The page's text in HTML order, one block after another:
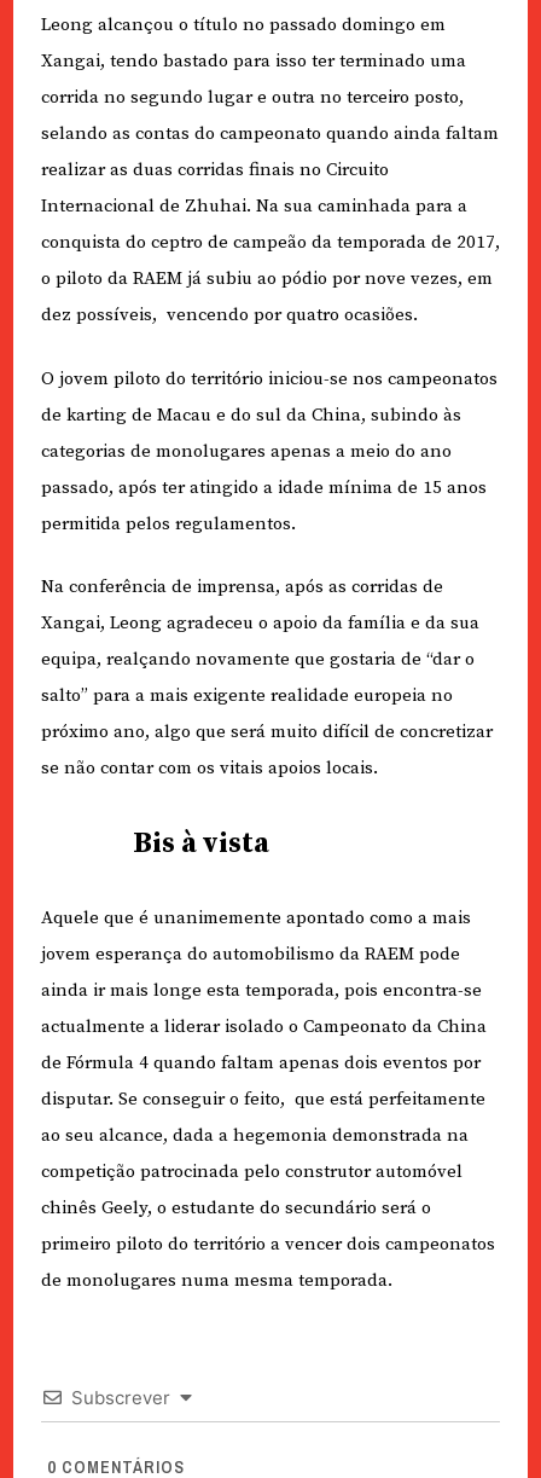
Leong alcançou o título no passado domingo em
Xangai, tendo bastado para isso ter terminado uma
corrida no segundo lugar e outra no terceiro posto,
selando as contas do campeonato quando ainda faltam
realizar as duas corridas finais no Circuito
Internacional de Zhuhai. Na sua caminhada para a
conquista do ceptro de campeão da temporada de 2017,
o piloto da RAEM já subiu ao pódio por nove vezes, em
dez possíveis, vencendo por quatro ocasiões.
O jovem piloto do território iniciou-se nos campeonatos
de karting de Macau e do sul da China, subindo às
categorias de monolugares apenas a meio do ano
passado, após ter atingido a idade mínima de 15 anos
permitida pelos regulamentos.
Na conferência de imprensa, após as corridas de
Xangai, Leong agradeceu o apoio da família e da sua
equipa, realçando novamente que gostaria de “dar o
salto” para a mais exigente realidade europeia no
próximo ano, algo que será muito difícil de concretizar
se não contar com os vitais apoios locais.
Bis à vista
Aquele que é unanimemente apontado como a mais
jovem esperança do automobilismo da RAEM pode
ainda ir mais longe esta temporada, pois encontra-se
actualmente a liderar isolado o Campeonato da China
de Fórmula 4 quando faltam apenas dois eventos por
disputar. Se conseguir o feito, que está perfeitamente
ao seu alcance, dada a hegemonia demonstrada na
competição patrocinada pelo construtor automóvel
chinês Geely, o estudante do secundário será o
primeiro piloto do território a vencer dois campeonatos
de monolugares numa mesma temporada.
Subscrever
0 COMENTÁRIOS